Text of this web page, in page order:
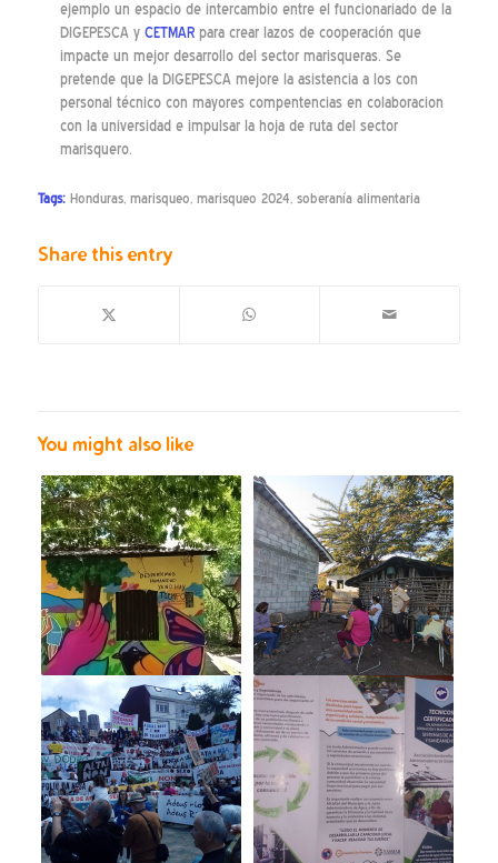
ejemplo un espacio de intercambio entre el funcionariado de la
DIGEPESCA y CETMARpara crear lazos de cooperación que
impacte un mejor desarrollo del sector marisqueras. Se
pretende que la DIGEPESCA mejore la asistencia a los con
personal técnico con mayores compentencias en colaboracion
con la universidad e impulsar la hoja de ruta del sector
marisquero.
Tags: Honduras, marisqueo, marisqueo 2024, soberanía alimentaria
Share this entry
You might also like